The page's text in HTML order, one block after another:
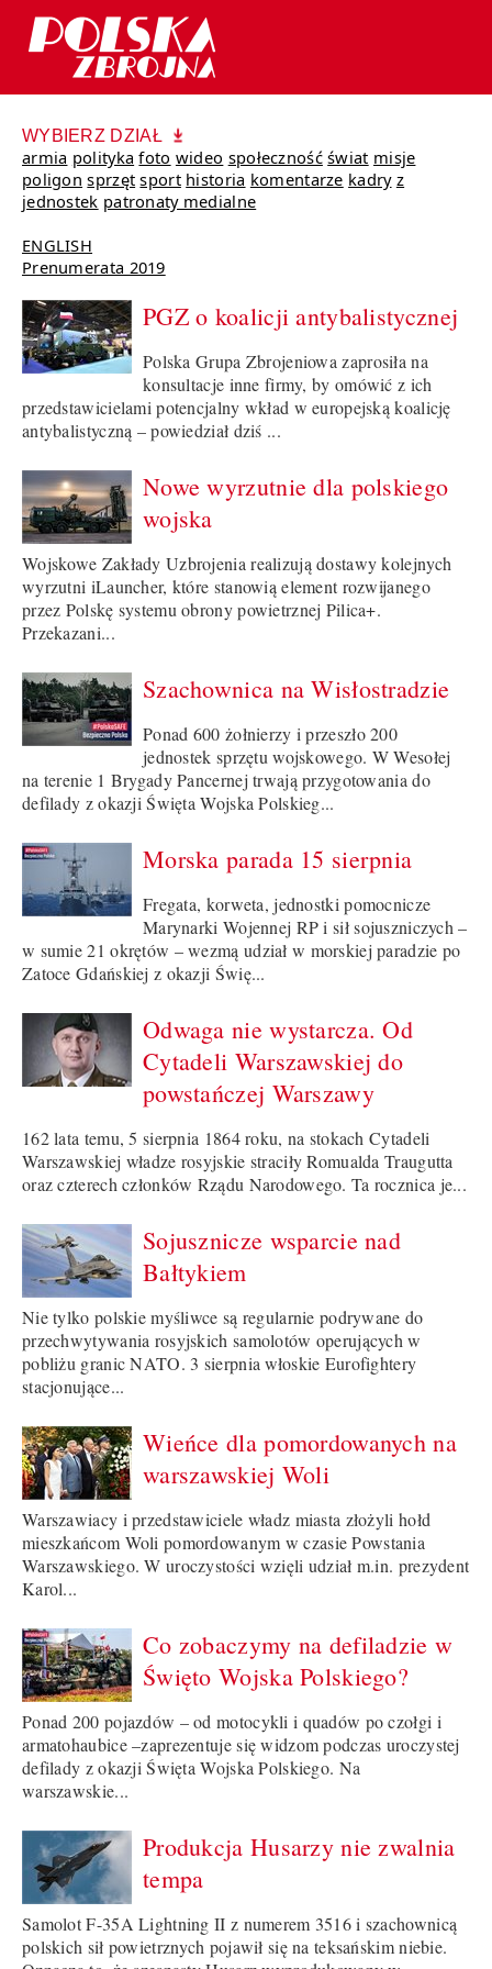
WYBIERZ DZIAŁ
armia polityka foto wideo społeczność świat misje
poligon sprzęt sport historia komentarze kadry z
jednostek patronaty medialne
ENGLISH
Prenumerata 2019
PGZ o koalicji antybalistycznej
Polska Grupa Zbrojeniowa zaprosiła na
konsultacje inne firmy, by omówić z ich
przedstawicielami potencjalny wkład w europejską koalicję
antybalistyczną – powiedział dziś ...
Nowe wyrzutnie dla polskiego
wojska
Wojskowe Zakłady Uzbrojenia realizują dostawy kolejnych
wyrzutni iLauncher, które stanowią element rozwijanego
przez Polskę systemu obrony powietrznej Pilica+.
Przekazani...
Szachownica na Wisłostradzie
Ponad 600 żołnierzy i przeszło 200
jednostek sprzętu wojskowego. W Wesołej
na terenie 1 Brygady Pancernej trwają przygotowania do
defilady z okazji Święta Wojska Polskieg...
Morska parada 15 sierpnia
Fregata, korweta, jednostki pomocnicze
Marynarki Wojennej RP i sił sojuszniczych –
w sumie 21 okrętów – wezmą udział w morskiej paradzie po
Zatoce Gdańskiej z okazji Świę...
Odwaga nie wystarcza. Od
Cytadeli Warszawskiej do
powstańczej Warszawy
162 lata temu, 5 sierpnia 1864 roku, na stokach Cytadeli
Warszawskiej władze rosyjskie straciły Romualda Traugutta
oraz czterech członków Rządu Narodowego. Ta rocznica je...
Sojusznicze wsparcie nad
Bałtykiem
Nie tylko polskie myśliwce są regularnie podrywane do
przechwytywania rosyjskich samolotów operujących w
pobliżu granic NATO. 3 sierpnia włoskie Eurofightery
stacjonujące...
Wieńce dla pomordowanych na
warszawskiej Woli
Warszawiacy i przedstawiciele władz miasta złożyli hołd
mieszkańcom Woli pomordowanym w czasie Powstania
Warszawskiego. W uroczystości wzięli udział m.in. prezydent
Karol...
Co zobaczymy na defiladzie w
Święto Wojska Polskiego?
Ponad 200 pojazdów – od motocykli i quadów po czołgi i
armatohaubice –zaprezentuje się widzom podczas uroczystej
defilady z okazji Święta Wojska Polskiego. Na
warszawskie...
Produkcja Husarzy nie zwalnia
tempa
Samolot F-35A Lightning II z numerem 3516 i szachownicą
polskich sił powietrznych pojawił się na teksańskim niebie.